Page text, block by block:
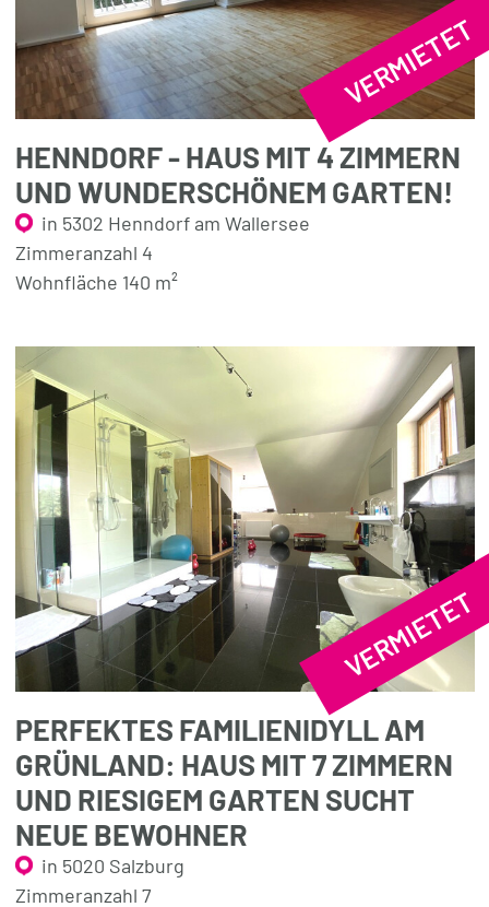
VERMIETET
HENNDORF - HAUS MIT 4 ZIMMERN
UND WUNDERSCHÖNEM GARTEN!
in 5302 Henndorf am Wallersee
Zimmeranzahl 4
Wohnfläche 140 m²
VERMIETET
PERFEKTES FAMILIENIDYLL AM
GRÜNLAND: HAUS MIT 7 ZIMMERN
UND RIESIGEM GARTEN SUCHT
NEUE BEWOHNER
in 5020 Salzburg
Zimmeranzahl 7